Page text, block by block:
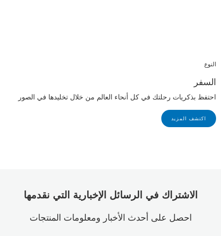
النوع
السفر
احتفظ بذكريات رحلتك في كل أنحاء العالم من خلال تخليدها في الصور
اكتشف المزيد
الاشتراك في الرسائل الإخبارية التي نقدمها
احصل على أحدث الأخبار ومعلومات المنتجات